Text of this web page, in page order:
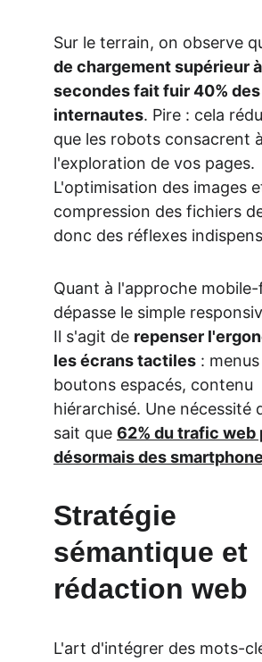
Sur le terrain, on observe
de chargement supérieur
secondes fait fuir 40% des
internautes. Pire : cela
que les robots consacrent à
l'exploration de vos pages.
L'optimisation des images
compression des fichiers
donc des réflexes
Quant à l'approche
dépasse le simple
Il s'agit de repenser
les écrans tactiles :
boutons espacés, contenu
hiérarchisé. Une nécessité
sait que 62% du trafic web
désormais des
Stratégie
sémantique et
rédaction web
L'art d'intégrer des mots-